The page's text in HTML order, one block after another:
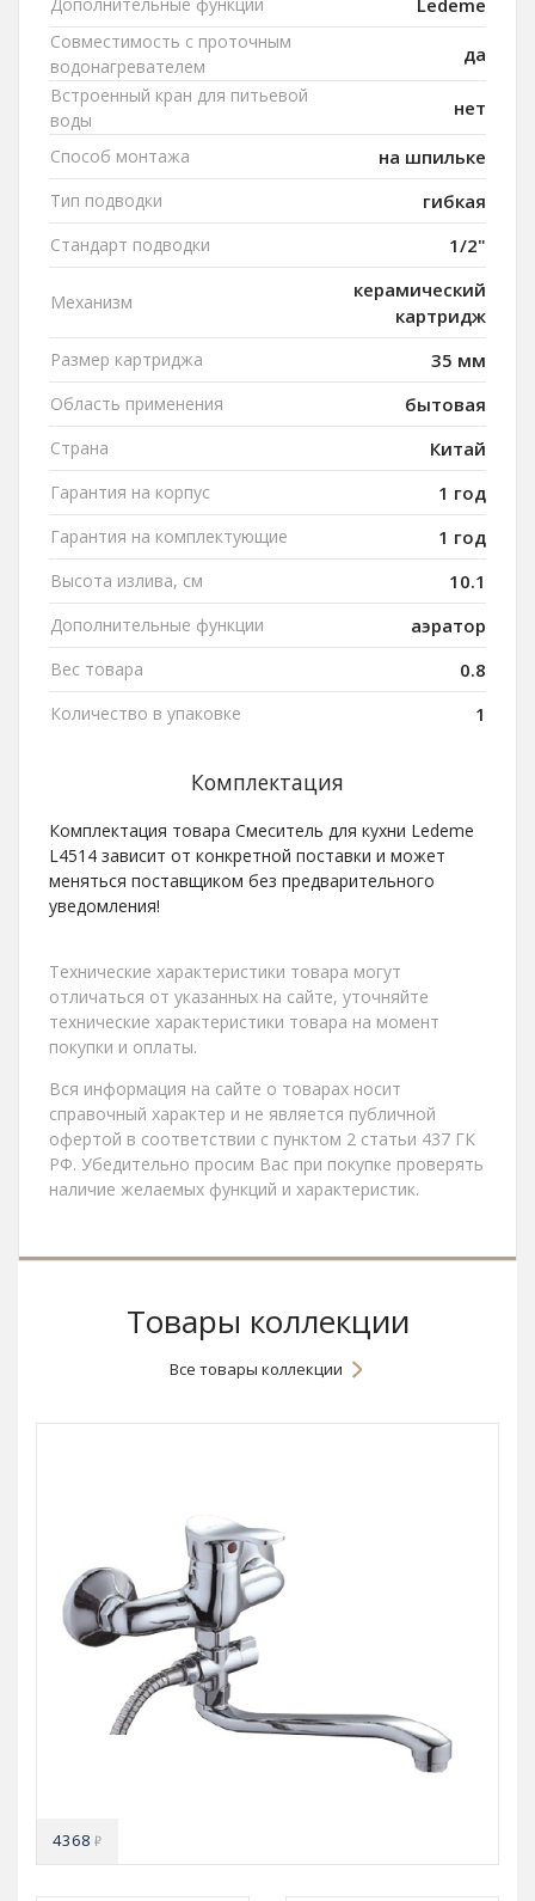
Совместимость с проточным
водонагревателем
да
Встроенный кран для питьевой
воды
нет
Способ монтажа на шпильке
Тип подводки гибкая
Стандарт подводки 1/2"
Механизм
керамический
картридж
Размер картриджа 35 мм
Область применения бытовая
Страна Китай
Гарантия на корпус 1 год
Гарантия на комплектующие 1 год
Высота излива, см 10.1
Дополнительные функции аэратор
Вес товара 0.8
Количество в упаковке 1
Комплектация
Комплектация товара Смеситель для кухни Ledeme
L4514 зависит от конкретной поставки и может
меняться поставщиком без предварительного
уведомления!
Технические характеристики товара могут
отличаться от указанных на сайте, уточняйте
технические характеристики товара на момент
покупки и оплаты.
Вся информация на сайте о товарах носит
справочный характер и не является публичной
офертой в соответствии с пунктом 2 статьи 437 ГК
РФ. Убедительно просим Вас при покупке проверять
наличие желаемых функций и характеристик.
Товары коллекции
Все товары коллекции
4368₽